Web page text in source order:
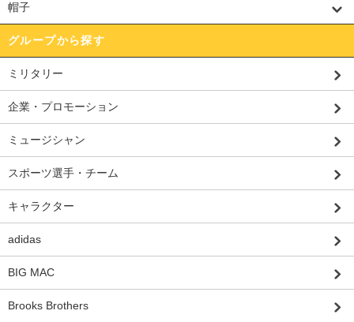
帽子
グループから探す
ミリタリー
企業・プロモーション
ミュージシャン
スポーツ選手・チーム
キャラクター
adidas
BIG MAC
Brooks Brothers